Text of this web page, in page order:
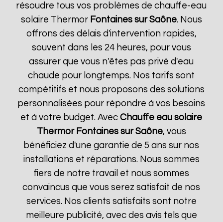
résoudre tous vos problèmes de chauffe-eau
solaire Thermor Fontaines sur Saône. Nous
offrons des délais d'intervention rapides,
souvent dans les 24 heures, pour vous
assurer que vous n'êtes pas privé d'eau
chaude pour longtemps. Nos tarifs sont
compétitifs et nous proposons des solutions
personnalisées pour répondre à vos besoins
et à votre budget. AvecChauffe eau solaire
Thermor Fontaines sur Saône, vous
bénéficiez d'une garantie de 5 ans sur nos
installations et réparations. Nous sommes
fiers de notre travail et nous sommes
convaincus que vous serez satisfait de nos
services. Nos clients satisfaits sont notre
meilleure publicité, avec des avis tels que